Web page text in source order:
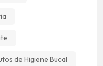
de Higiene Bucal